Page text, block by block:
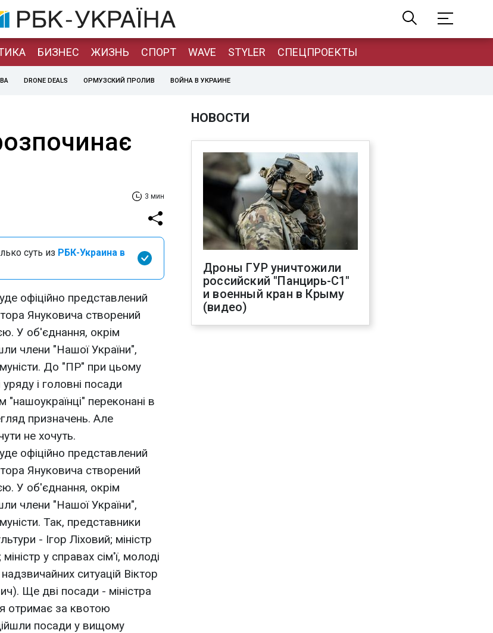
БИЗНЕС ЖИЗНЬ СПОРТ WAVE STYLER СПЕЦПРОЕКТЫ
DRONE DEALS ОРМУЗСКИЙ ПРОЛИВ ВОЙНА В УКРАИНЕ
3 мин
суть из РБК-Украина в
офіційно представлений
Януковича створений
У об'єднання, окрім
члени "Нашої України",
До "ПР" при цьому
і головні посади
переконані в
призначень. Але
не хочуть.
офіційно представлений
Януковича створений
У об'єднання, окрім
члени "Нашої України",
Так, представники
- Ігор Ліховий; міністр
у справах сім'ї, молоді
ситуацій Віктор
Ще дві посади - міністра
отримає за квотою
посади у вищому
НОВОСТИ
Дроны ГУР уничтожили
российский "Панцирь-С1"
и военный кран в Крыму
(видео)